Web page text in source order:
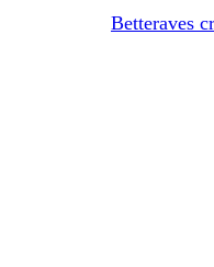
Betteraves